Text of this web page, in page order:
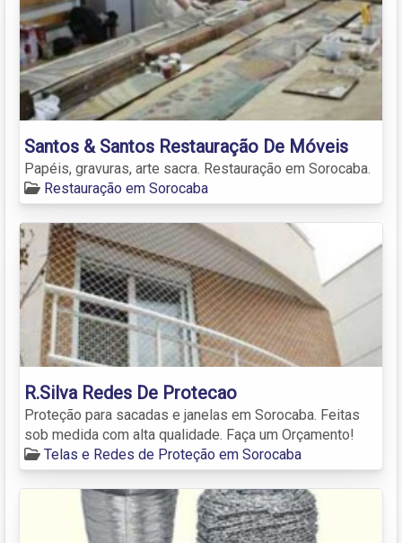
Santos & Santos Restauração De Móveis
Papéis, gravuras, arte sacra. Restauração em Sorocaba.
Restauração em Sorocaba
R.Silva Redes De Protecao
Proteção para sacadas e janelas em Sorocaba. Feitas
sob medida com alta qualidade. Faça um Orçamento!
Telas e Redes de Proteção em Sorocaba